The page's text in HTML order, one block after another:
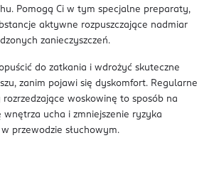
Pomogą Ci w tym specjalne preparaty,
aktywne rozpuszczające nadmiar
zanieczyszczeń.
do zatkania i wdrożyć skuteczne
zanim pojawi się dyskomfort. Regularne
woskowinę to sposób na
wnętrza ucha i zmniejszenie ryzyka
przewodzie słuchowym.